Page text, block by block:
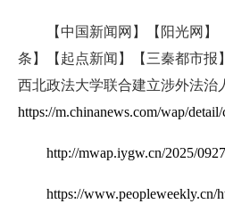
【中国新闻网】【阳光网
条】【起点新闻】【三秦都市报
西北政法大学联合建立涉外法治
https://m.chinanews.com/wap/
http://mwap.iygw.cn/2025/
https://www.peopleweekly.cn/